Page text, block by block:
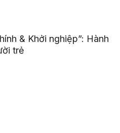
& Khởi nghiệp”: Hành
trẻ